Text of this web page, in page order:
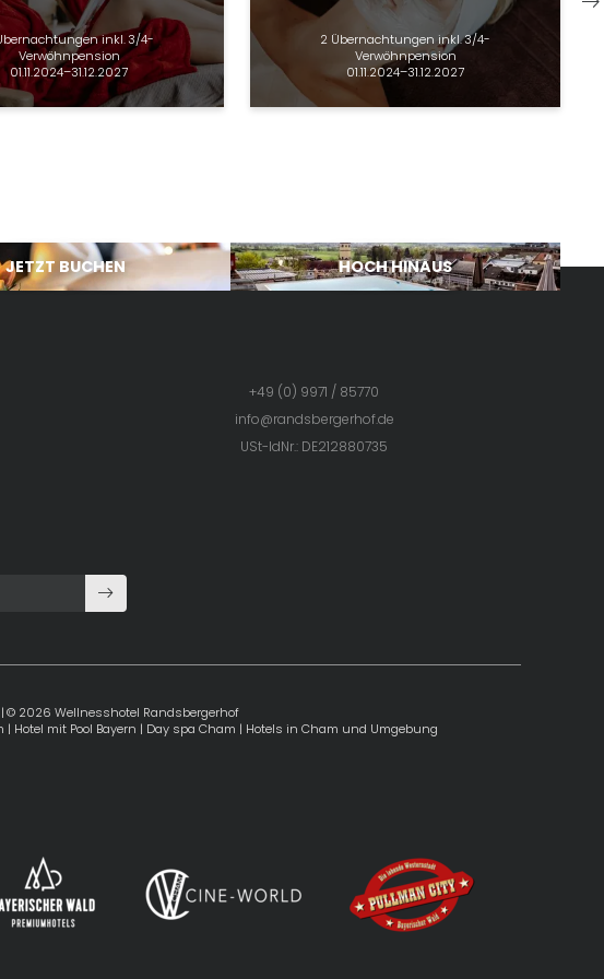
inkl.3/4-
Verwöhnpension
01.11.2024–31.12.2027
2 Übernachtungen inkl.3/4-
Verwöhnpension
01.11.2024–31.12.2027
JETZT BUCHEN HOCH HINAUS
+49 (0) 9971 / 85770
info@randsbergerhof.de
USt-IdNr.: DE212880735
|© 2026 Wellnesshotel Randsbergerhof
| Hotel mit Pool Bayern | Day spa Cham | Hotels in Cham und Umgebung